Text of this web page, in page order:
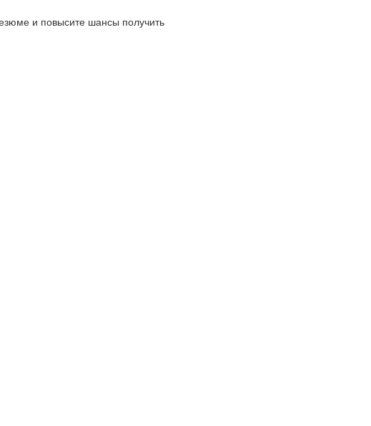
и повысите шансы получить